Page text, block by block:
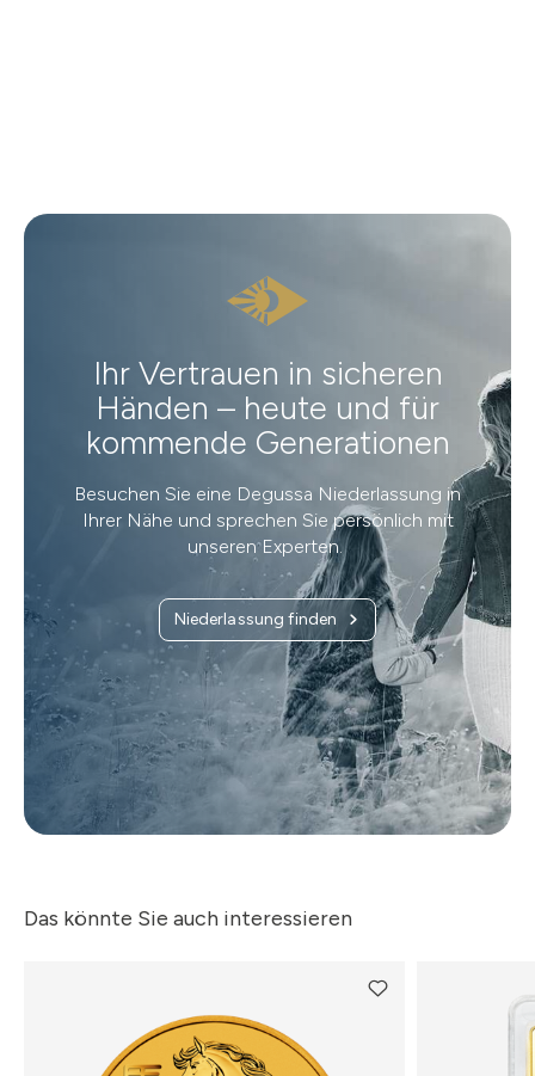
Ihr Vertrauen in sicheren
Händen – heute und für
kommende Generationen
Besuchen Sie eine Degussa Niederlassung in
Ihrer Nähe und sprechen Sie persönlich mit
unseren Experten.
Niederlassung finden
Das könnte Sie auch interessieren